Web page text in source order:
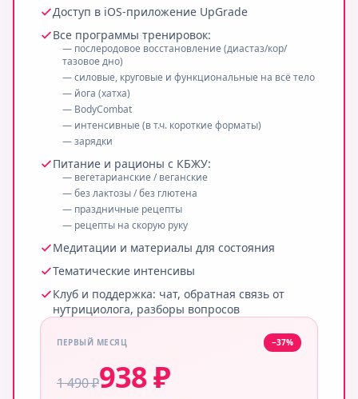
Проще чем я думала.
ЮЛИЯ, 3 ЧАСА НАЗАД
Девочки, спасибо за доверие! Именно для вас и
создавали эту систему. Рады, что всё работает 💖
КОМАНДА UPGRADE
Доступ в iOS-приложение UpGrade
Все программы тренировок:
— послеродовое восстановление (диастаз/кор/
тазовое дно)
— силовые, круговые и функциональные на всё тело
— йога (хатха)
— BodyCombat
— интенсивные (в т.ч. короткие форматы)
— зарядки
Питание и рационы с КБЖУ:
— вегетарианские / веганские
— без лактозы / без глютена
— праздничные рецепты
— рецепты на скорую руку
Медитации и материалы для состояния
Тематические интенсивы
Клуб и поддержка: чат, обратная связь от
нутрициолога, разборы вопросов
ПЕРВЫЙ МЕСЯЦ −37%
1 490 ₽938 ₽